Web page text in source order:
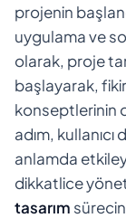
projenin
uygulama ve
olarak, proje
başlayarak,
konseptlerinin
adım,
anlamda
dikkatlice
tasarım